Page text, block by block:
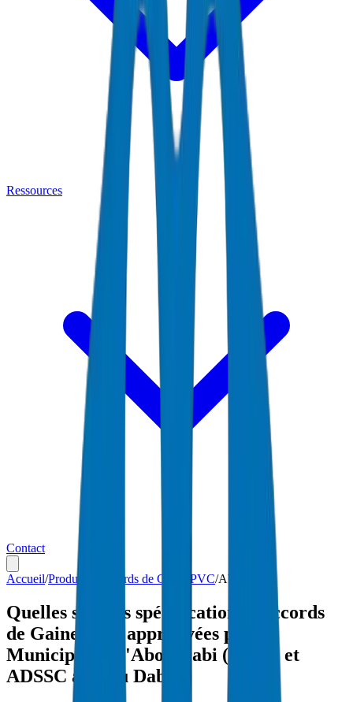
Ressources
Contact
Accueil/Produits Raccords de Gaine PVC/Abou Dabi
Quelles sont les spécifications Raccords
de Gaine PVC approuvées par
Municipalité d'Abou Dabi (ADM) et
ADSSC à Abou Dabi ?